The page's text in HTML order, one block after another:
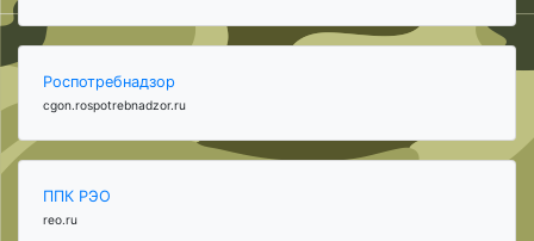
Роспотребнадзор
cgon.rospotrebnadzor.ru
ППК РЭО
reo.ru